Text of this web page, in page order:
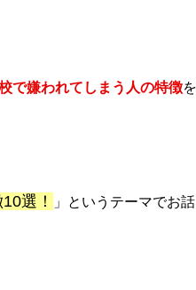
で嫌われてしまう人の特徴
選！ 」というテーマでお